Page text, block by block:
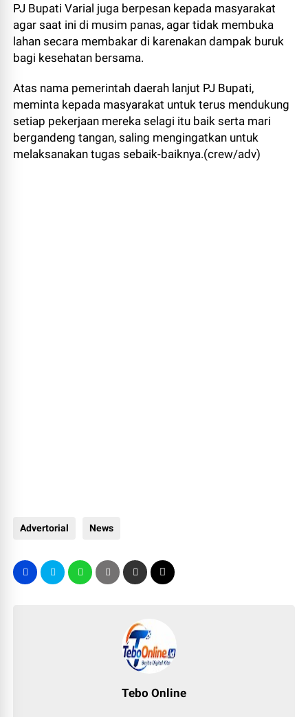
PJ Bupati Varial juga berpesan kepada masyarakat
agar saat ini di musim panas, agar tidak membuka
lahan secara membakar di karenakan dampak buruk
bagi kesehatan bersama.
Atas nama pemerintah daerah lanjut PJ Bupati,
meminta kepada masyarakat untuk terus mendukung
setiap pekerjaan mereka selagi itu baik serta mari
bergandeng tangan, saling mengingatkan untuk
melaksanakan tugas sebaik-baiknya.(crew/adv)
Advertorial News
Tebo Online